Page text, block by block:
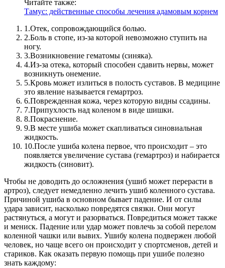
Читайте также:
Тамус: действенные способы лечения адамовым корнем
1.Отек, сопровождающийся болью.
2.Боль в стопе, из-за которой невозможно ступить на
ногу.
3.Возникновение гематомы (синяка).
4.Из-за отека, который способен сдавить нервы, может
возникнуть онемение.
5.Кровь может излиться в полость суставов. В медицине
это явление называется гемартроз.
6.Поврежденная кожа, через которую видны ссадины.
7.Припухлость над коленом в виде шишки.
8.Покраснение.
9.В месте ушиба может скапливаться синовиальная
жидкость.
10.После ушиба колена первое, что происходит – это
появляется увеличение сустава (гемартроз) и набирается
жидкость (синовит).
Чтобы не доводить до осложнения (ушиб может перерасти в
артроз), следует немедленно лечить ушиб коленного сустава.
Причиной ушиба в основном бывает падение. И от силы
удара зависит, насколько повредятся связки. Они могут
растянуться, а могут и разорваться. Повредиться может также
и мениск. Падение или удар может повлечь за собой перелом
коленной чашки или вывих. Ушибу колена подвержен любой
человек, но чаще всего он происходит у спортсменов, детей и
стариков. Как оказать первую помощь при ушибе полезно
знать каждому: